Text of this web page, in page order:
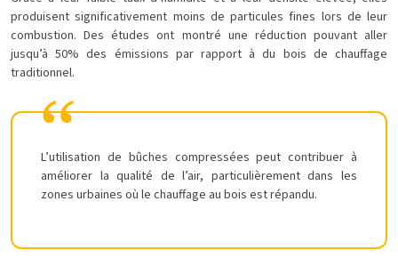
produisent significativement moins de particules fines lors de leur
combustion. Des études ont montré une réduction pouvant aller
jusqu’à 50% des émissions par rapport à du bois de chauffage
traditionnel.
L’utilisation de bûches compressées peut contribuer à
améliorer la qualité de l’air, particulièrement dans les
zones urbaines où le chauffage au bois est répandu.